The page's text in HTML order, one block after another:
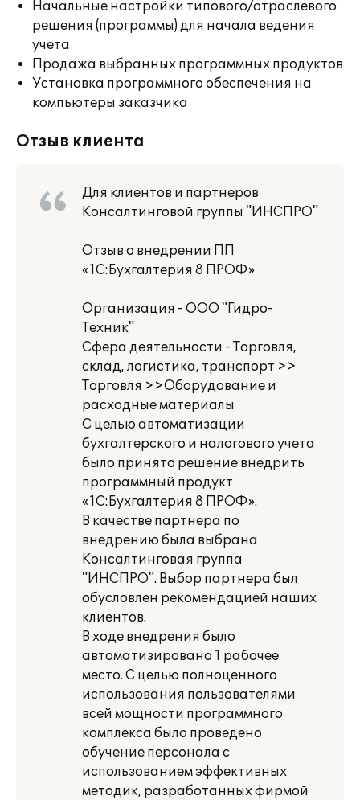
Начальные настройки типового/отраслевого
решения (программы) для начала ведения
учета
Продажа выбранных программных продуктов
Установка программного обеспечения на
компьютеры заказчика
Отзыв клиента
Для клиентов и партнеров
Консалтинговой группы "ИНСПРО"
Отзыв о внедрении ПП
«1С:Бухгалтерия 8 ПРОФ»
Организация - ООО "Гидро-
Техник"
Сфера деятельности - Торговля,
склад, логистика, транспорт >>
Торговля >>Оборудование и
расходные материалы
С целью автоматизации
бухгалтерского и налогового учета
было принято решение внедрить
программный продукт
«1С:Бухгалтерия 8 ПРОФ».
В качестве партнера по
внедрению была выбрана
Консалтинговая группа
"ИНСПРО". Выбор партнера был
обусловлен рекомендацией наших
клиентов.
В ходе внедрения было
автоматизировано 1 рабочее
место. С целью полноценного
использования пользователями
всей мощности программного
комплекса было проведено
обучение персонала с
использованием эффективных
методик, разработанных фирмой